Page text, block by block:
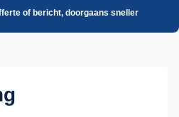
of bericht, doorgaans sneller